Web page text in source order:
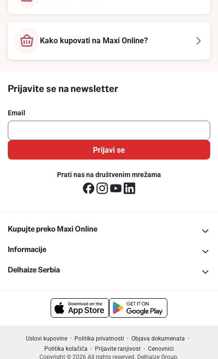
Kako kupovati na Maxi Online?
Prijavite se na newsletter
Email
Prijavi se
Prati nas na društvenim mrežama
Kupujte preko Maxi Online
Informacije
Delhaize Serbia
Uslovi kupovine Politika privatnosti
Objava dokumenata
Politika kolačića
Prijavite ranjivost
Cenovnici
Copyright © 2026 All rights reserved. Delhaize Group.